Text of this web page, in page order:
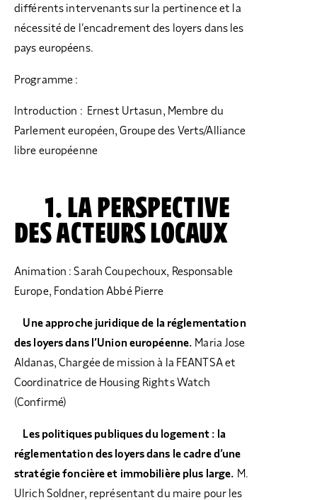
différents intervenants sur la pertinence et la
nécessité de l’encadrement des loyers dans les
pays européens.
Programme :
Introduction : Ernest Urtasun, Membre du
Parlement européen, Groupe des Verts/Alliance
libre européenne
1. LA PERSPECTIVE
DES ACTEURS LOCAUX
Animation : Sarah Coupechoux, Responsable
Europe, Fondation Abbé Pierre
Une approche juridique de la réglementation
des loyers dans l’Union européenne. Maria Jose
Aldanas, Chargée de mission à la FEANTSA et
Coordinatrice de Housing Rights Watch
(Confirmé)
Les politiques publiques du logement : la
réglementation des loyers dans le cadre d’une
stratégie foncière et immobilière plus large. M.
Ulrich Soldner, représentant du maire pour les